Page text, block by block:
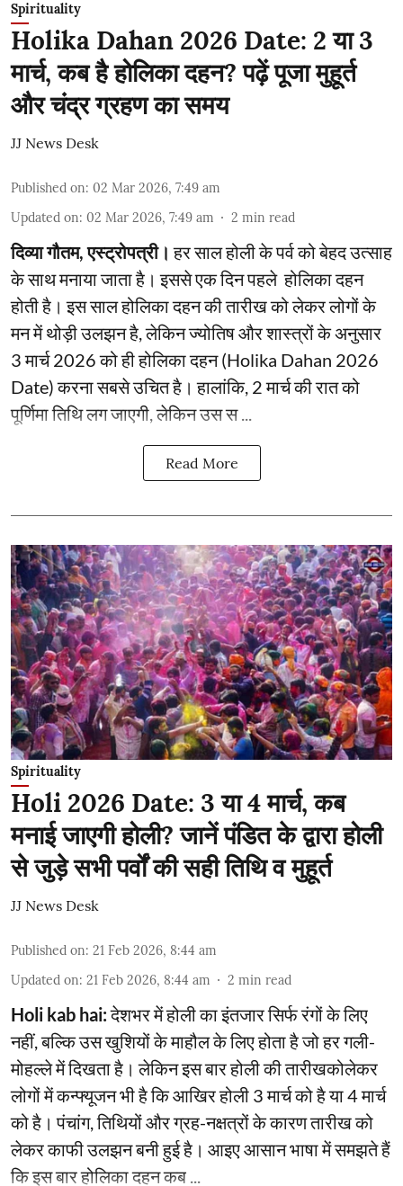
Spirituality
Holika Dahan 2026 Date: 2 या 3
मार्च, कब है होलिका दहन? पढ़ें पूजा मुहूर्त
और चंद्र ग्रहण का समय
JJ News Desk
Published on: 02 Mar 2026, 7:49 am
Updated on: 02 Mar 2026, 7:49 am 2 min read
दिव्या गौतम, एस्ट्रोपत्री। हर साल होली के पर्व को बेहद उत्साह
के साथ मनाया जाता है। इससे एक दिन पहले होलिका दहन
होती है। इस साल होलिका दहन की तारीख को लेकर लोगों के
मन में थोड़ी उलझन है, लेकिन ज्योतिष और शास्त्रों के अनुसार
3 मार्च 2026 को ही होलिका दहन (Holika Dahan 2026
Date) करना सबसे उचित है। हालांकि, 2 मार्च की रात को
पूर्णिमा तिथि लग जाएगी, लेकिन उस स ...
Read More
Spirituality
Holi 2026 Date: 3 या 4 मार्च, कब
मनाई जाएगी होली? जानें पंडित के द्वारा होली
से जुड़े सभी पर्वों की सही तिथि व मुहूर्त
JJ News Desk
Published on: 21 Feb 2026, 8:44 am
Updated on: 21 Feb 2026, 8:44 am 2 min read
Holi kab hai:देशभर में होली का इंतजार सिर्फ रंगों के लिए
नहीं, बल्कि उस खुशियों के माहौल के लिए होता है जो हर गली-
मोहल्ले में दिखता है। लेकिन इस बार होली की तारीखकोलेकर
लोगों में कन्फ्यूजन भी है कि आखिर होली 3 मार्च को है या 4 मार्च
को है। पंचांग, तिथियों और ग्रह-नक्षत्रों के कारण तारीख को
लेकर काफी उलझन बनी हुई है। आइए आसान भाषा में समझते हैं
कि इस बार होलिका दहन कब ...